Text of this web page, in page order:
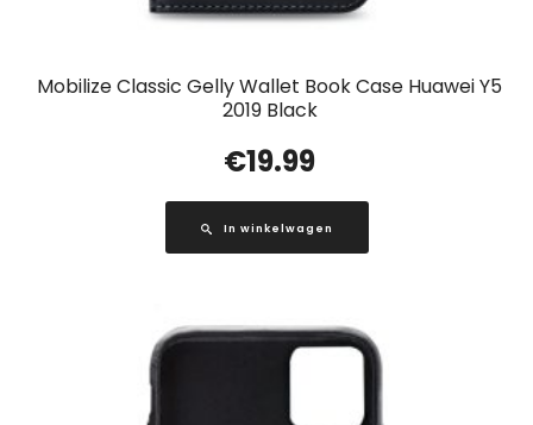
Mobilize Classic Gelly Wallet Book Case Huawei Y5
2019 Black
€19.99
In winkelwagen